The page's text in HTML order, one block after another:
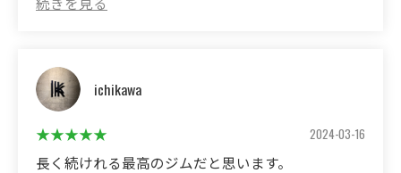
ichikawa
2024-03-16
長く続けれる最高のジムだと思います。